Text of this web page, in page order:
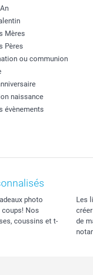
Mères
Pères
ou communion
naissance
évènements
photo
Nos
coussins et t-
Les
de